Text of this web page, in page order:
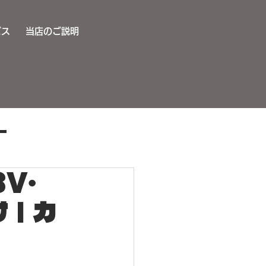
当店のご説明
サウンドアップ施工
取り付け
・
カ